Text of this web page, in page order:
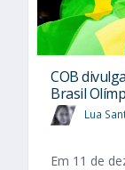
COB
Brasil
Lua
Em 11 de